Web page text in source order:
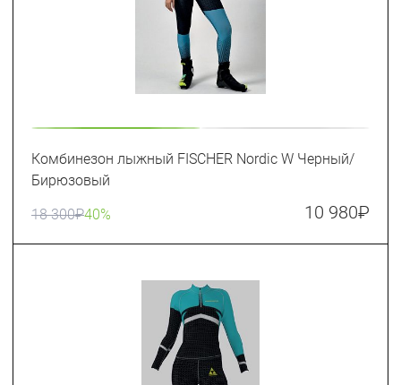
Комбинезон лыжный FISCHER Nordic W Черный/
Бирюзовый
18 300₽40% 10 980₽